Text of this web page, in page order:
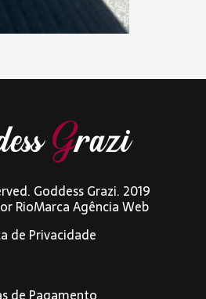
Goddess Grazi. 2019
RioMarca Agência Web
de Privacidade